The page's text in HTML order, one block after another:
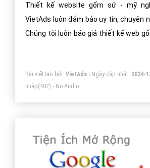
Thiết kế website gốm sứ - mỹ
VietAds luôn đảm bảo uy tín, chuyên
Chúng tôi luôn báo giá thiết kế web
Bài viết tạo bởi: VietAds| Ngày cập nhật: 2024-
nhập(402) - No Audio